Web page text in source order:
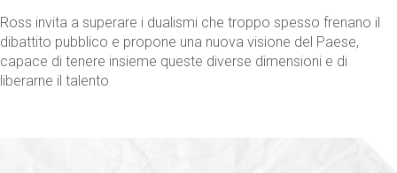
Ross invita a superare i dualismi che troppo spesso frenano il
dibattito pubblico e propone una nuova visione del Paese,
capace di tenere insieme queste diverse dimensioni e di
liberarne il talento